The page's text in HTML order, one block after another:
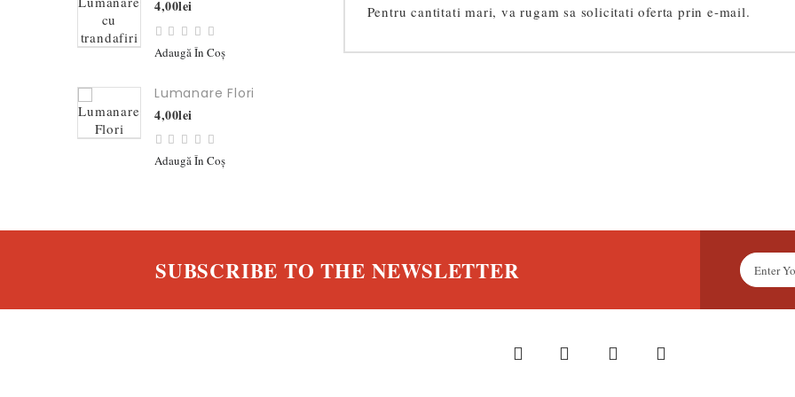
4,00lei
Adaugă În Coş
Lumanare Flori
4,00lei
Adaugă În Coş
Pentru cantitati mari, va rugam sa solicitati oferta prin e-mail.
SUBSCRIBE TO THE NEWSLETTER